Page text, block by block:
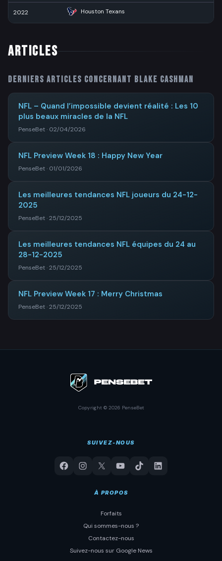
2022 Houston Texans
ARTICLES
Derniers articles concernant Blake Cashman
NFL – Quand l’impossible devient réalité : Les 10
plus beaux miracles de la NFL
PenseBet · 02/04/2026
NFL Preview Week 18 : Happy New Year
PenseBet · 01/01/2026
Les meilleures tendances NFL joueurs du 24-12-
2025
PenseBet · 25/12/2025
Les meilleures tendances NFL équipes du 24 au
28-12-2025
PenseBet · 25/12/2025
NFL Preview Week 17 : Merry Christmas
PenseBet · 25/12/2025
Copyright © 2026 PenseBet
SUIVEZ-NOUS
À PROPOS
Forfaits
Qui sommes-nous ?
Contactez-nous
Suivez-nous sur Google News